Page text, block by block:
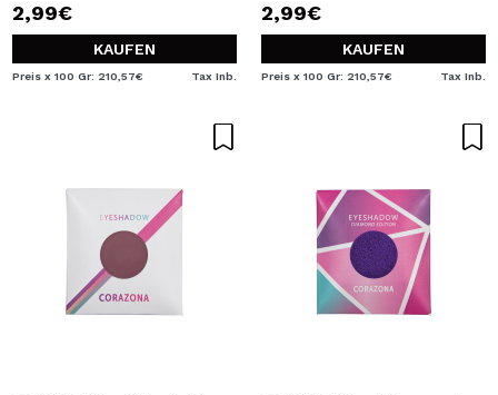
2,99€
KAUFEN
Preis x 100 Gr: 210,57€ Tax Inb.
2,99€
KAUFEN
Preis x 100 Gr: 210,57€ Tax Inb.